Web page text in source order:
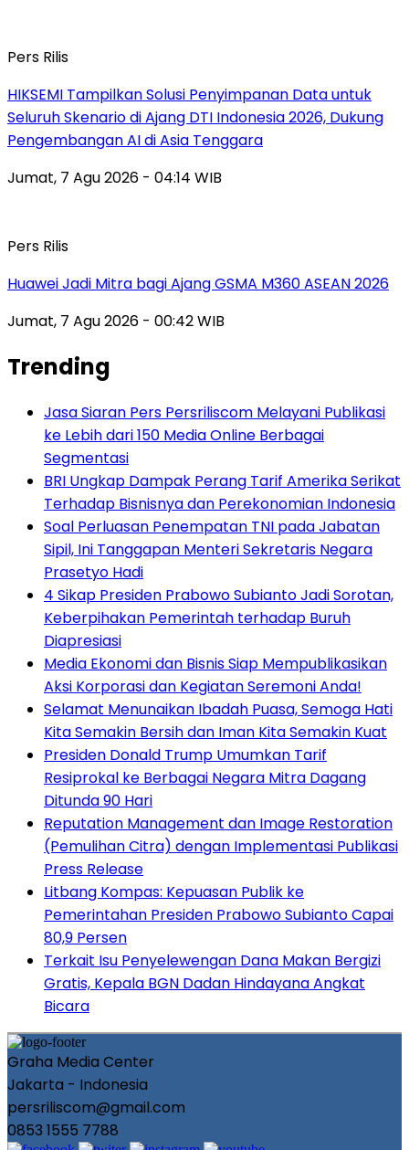
Pers Rilis
HIKSEMI Tampilkan Solusi Penyimpanan Data untuk
Seluruh Skenario di Ajang DTI Indonesia 2026, Dukung
Pengembangan AI di Asia Tenggara
Jumat, 7 Agu 2026 - 04:14 WIB
Pers Rilis
Huawei Jadi Mitra bagi Ajang GSMA M360 ASEAN 2026
Jumat, 7 Agu 2026 - 00:42 WIB
Trending
Jasa Siaran Pers Persriliscom Melayani Publikasi
ke Lebih dari 150 Media Online Berbagai
Segmentasi
BRI Ungkap Dampak Perang Tarif Amerika Serikat
Terhadap Bisnisnya dan Perekonomian Indonesia
Soal Perluasan Penempatan TNI pada Jabatan
Sipil, Ini Tanggapan Menteri Sekretaris Negara
Prasetyo Hadi
4 Sikap Presiden Prabowo Subianto Jadi Sorotan,
Keberpihakan Pemerintah terhadap Buruh
Diapresiasi
Media Ekonomi dan Bisnis Siap Mempublikasikan
Aksi Korporasi dan Kegiatan Seremoni Anda!
Selamat Menunaikan Ibadah Puasa, Semoga Hati
Kita Semakin Bersih dan Iman Kita Semakin Kuat
Presiden Donald Trump Umumkan Tarif
Resiprokal ke Berbagai Negara Mitra Dagang
Ditunda 90 Hari
Reputation Management dan Image Restoration
(Pemulihan Citra) dengan Implementasi Publikasi
Press Release
Litbang Kompas: Kepuasan Publik ke
Pemerintahan Presiden Prabowo Subianto Capai
80,9 Persen
Terkait Isu Penyelewengan Dana Makan Bergizi
Gratis, Kepala BGN Dadan Hindayana Angkat
Bicara
Graha Media Center
Jakarta - Indonesia
persriliscom@gmail.com
0853 1555 7788